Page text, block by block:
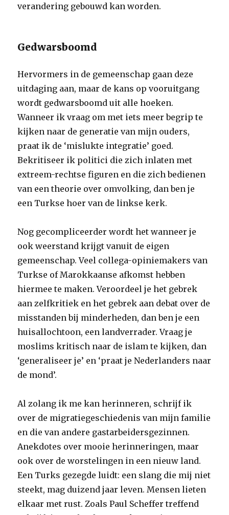
verandering gebouwd kan worden.
Gedwarsboomd
Hervormers in de gemeenschap gaan deze
uitdaging aan, maar de kans op vooruitgang
wordt gedwarsboomd uit alle hoeken.
Wanneer ik vraag om met iets meer begrip te
kijken naar de generatie van mijn ouders,
praat ik de ‘mislukte integratie’ goed.
Bekritiseer ik politici die zich inlaten met
extreem-rechtse figuren en die zich bedienen
van een theorie over omvolking, dan ben je
een Turkse hoer van de linkse kerk.
Nog gecompliceerder wordt het wanneer je
ook weerstand krijgt vanuit de eigen
gemeenschap. Veel collega-opiniemakers van
Turkse of ­Marokkaanse afkomst hebben
hiermee te maken. Veroordeel je het gebrek
aan zelfkritiek en het gebrek aan debat over de
misstanden bij minderheden, dan ben je een
huisallochtoon, een landverrader. Vraag je
moslims kritisch naar de islam te kijken, dan
‘generaliseer je’ en ‘praat je ­Nederlanders naar
de mond’.
Al zolang ik me kan herinneren, schrijf ik
over de migratiegeschiedenis van mijn familie
en die van andere gastarbeidersgezinnen.
Anekdotes over mooie herinneringen, maar
ook over de worstelingen in een nieuw land.
Een Turks gezegde luidt: een slang die mij niet
steekt, mag duizend jaar leven. Mensen lieten
elkaar met rust. Zoals Paul Scheffer treffend